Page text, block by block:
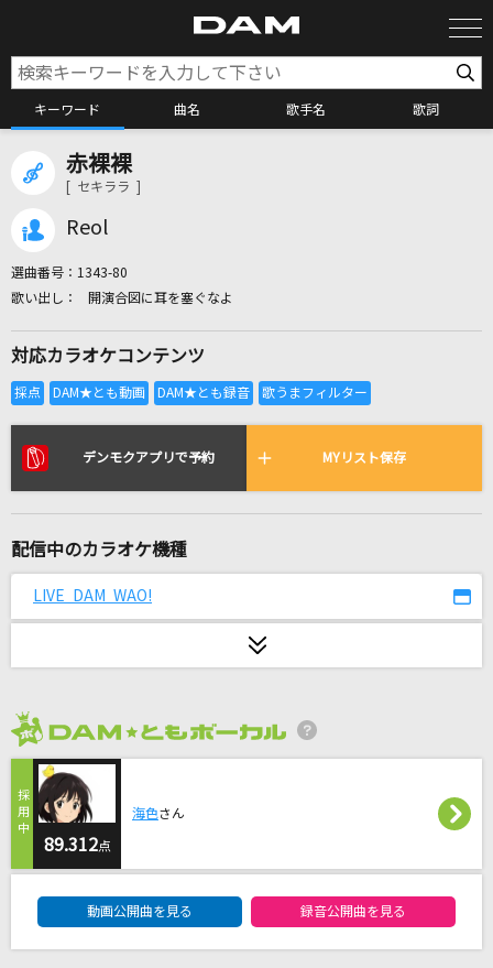
キーワード 曲名 歌手名 歌詞
全国りれき
リアルタイムで歌われている曲の一覧
THE REVO
[生音]モーニングムーン(EP版)
月
小さな恋のうた
MONGOL800
赤裸裸
[ セキララ ]
Reol
選曲番号： 1343-80
開演合図に耳を塞ぐなよ
対応カラオケコンテンツ
デンモクアプリで予約 MYリスト保存
配信中のカラオケ機種
LIVE DAM WAO!
89.312点
海色さん
動画公開曲を見る 録音公開曲を見る